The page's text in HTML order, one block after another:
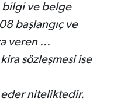
bilgi ve belge
başlangıç ve
veren ...
sözleşmesi ise
niteliktedir.